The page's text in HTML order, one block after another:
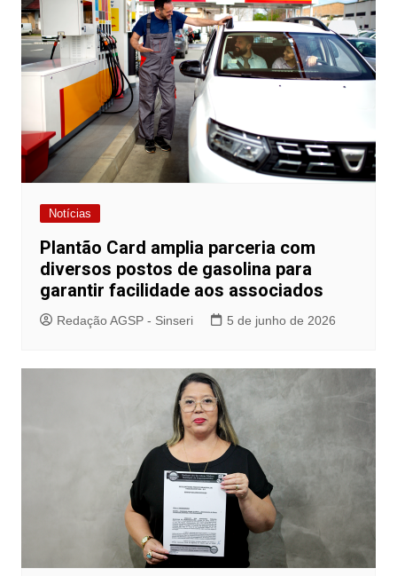
Notícias
Plantão Card amplia parceria com
diversos postos de gasolina para
garantir facilidade aos associados
Redação AGSP - Sinseri 5 de junho de 2026